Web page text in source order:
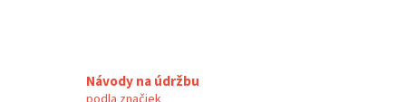
Návody na údržbu